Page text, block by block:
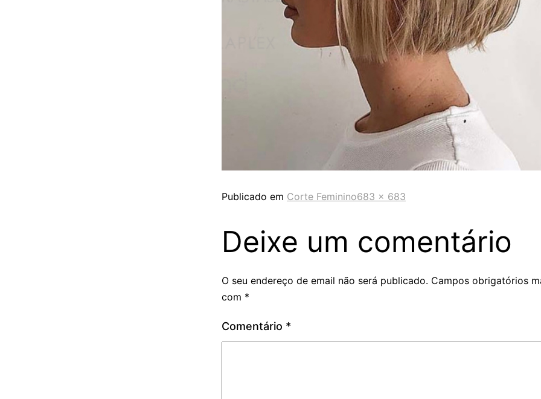
Publicado em Corte Feminino683 × 683
Deixe um comentário
O seu endereço de email não será publicado. Campos obrigatórios
com *
Comentário *